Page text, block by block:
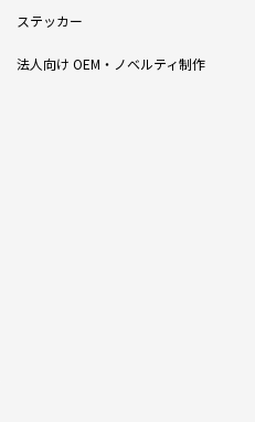
ステッカー
法人向け OEM・ノベルティ制作